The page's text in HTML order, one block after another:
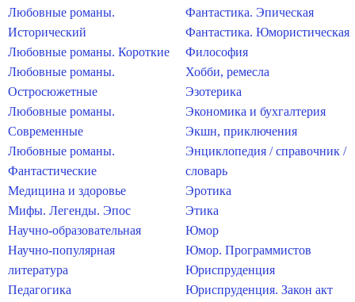
Любовные романы.
Исторический
Любовные романы. Короткие
Любовные романы.
Остросюжетные
Любовные романы.
Современные
Любовные романы.
Фантастические
Медицина и здоровье
Мифы. Легенды. Эпос
Научно-образовательная
Научно-популярная
литература
Педагогика
Фантастика. Эпическая
Фантастика. Юмористическая
Философия
Хобби, ремесла
Эзотерика
Экономика и бухгалтерия
Экшн, приключения
Энциклопедия / справочник /
словарь
Эротика
Этика
Юмор
Юмор. Программистов
Юриспруденция
Юриспруденция. Закон акт